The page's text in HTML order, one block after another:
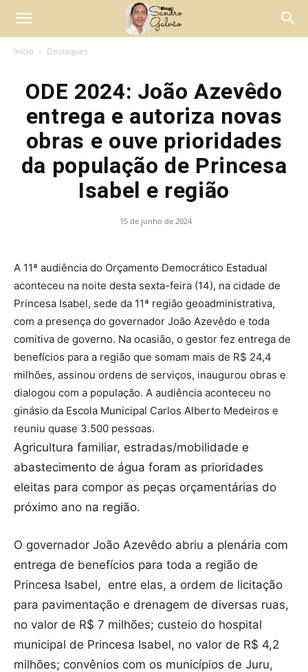
Início Destaques
ODE 2024: João Azevêdo
entrega e autoriza novas
obras e ouve prioridades
da população de Princesa
Isabel e região
15 de junho de 2024
A 11ª audiência do Orçamento Democrático Estadual
aconteceu na noite desta sexta-feira (14), na cidade de
Princesa Isabel, sede da 11ª região geoadministrativa,
com a presença do governador João Azevêdo e toda
comitiva de governo. Na ocasião, o gestor fez entrega de
benefícios para a região que somam mais de R$ 24,4
milhões, assinou ordens de serviços, inaugurou obras e
dialogou com a população. A audiência aconteceu no
ginásio da Escola Municipal Carlos Alberto Medeiros e
reuniu quase 3.500 pessoas.
Agricultura familiar, estradas/mobilidade e
abastecimento de água foram as prioridades
eleitas para compor as peças orçamentárias do
próximo ano na região.
O governador João Azevêdo abriu a plenária com
entrega de benefícios para toda a região de
Princesa Isabel, entre elas, a ordem de licitação
para pavimentação e drenagem de diversas ruas,
no valor de R$ 7 milhões; custeio do hospital
municipal de Princesa Isabel, no valor de R$ 4,2
milhões; convênios com os municípios de Juru,